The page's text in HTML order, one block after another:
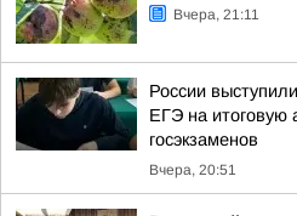
Вчера, 21:11
России
ЕГЭ на итоговую
госэкзаменов
Вчера, 20:51